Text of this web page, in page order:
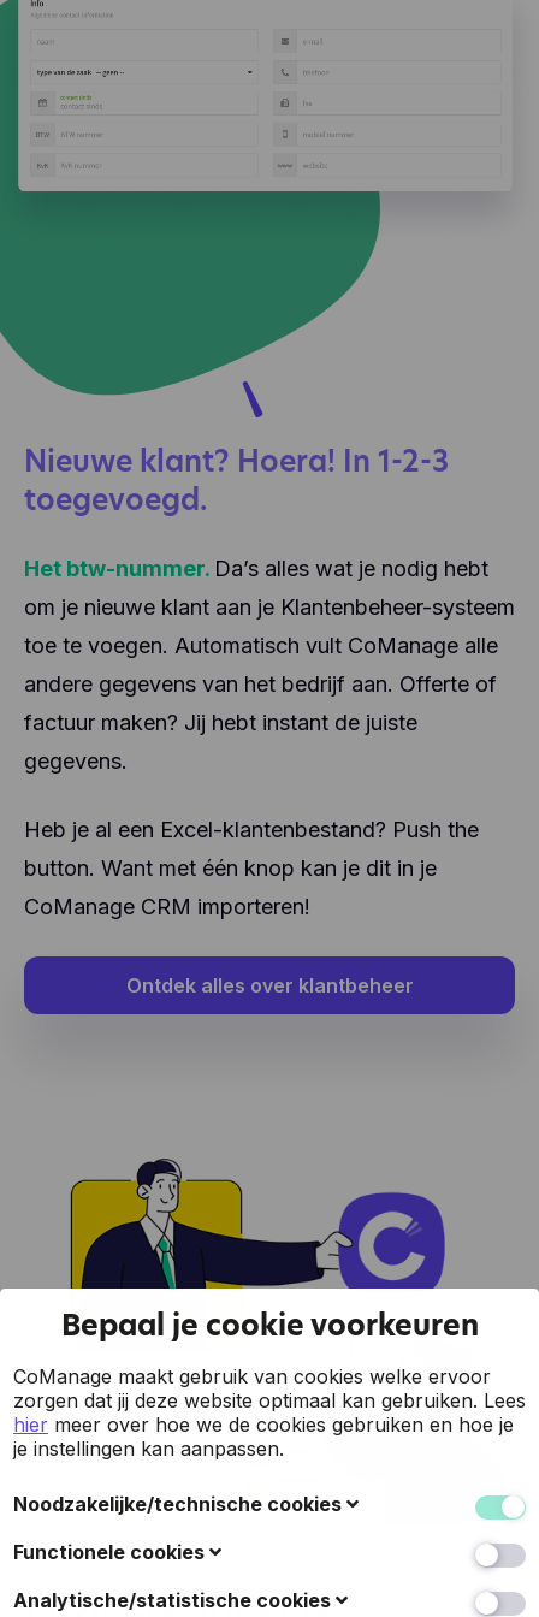
Nieuwe klant? Hoera! In 1-2-3
toegevoegd.
Het btw-nummer. Da’s alles wat je nodig hebt
om je nieuwe klant aan je Klantenbeheer-systeem
toe te voegen. Automatisch vult CoManage alle
andere gegevens van het bedrijf aan. Offerte of
factuur maken? Jij hebt instant de juiste
gegevens.
Heb je al een Excel-klantenbestand? Push the
button. Want met één knop kan je dit in je
CoManage CRM importeren!
Ontdek alles over klantbeheer
Projectbeheer &
Bepaal je cookie voorkeuren
CoManage maakt gebruik van cookies welke ervoor
zorgen dat jij deze website optimaal kan gebruiken. Lees
hier meer over hoe we de cookies gebruiken en hoe je
je instellingen kan aanpassen.
Noodzakelijke/technische cookies
Deze cookies verzamelen gegevens om de
gebruiksvriendelijkheid van de website en de ervaring
van de bezoekers te verbeteren (zoals u herkennen
Functionele cookies
Ook bekend als 'voorkeurscookies': met deze cookies
Analytische/statistische cookies